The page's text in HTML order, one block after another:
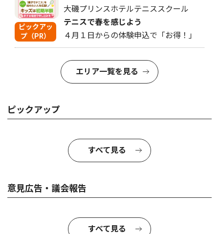
ピックアッ
プ（PR）
大磯プリンスホテルテニススクール
テニスで春を感じよう
４月１日からの体験申込で「お得！」
エリア一覧を見る
ピックアップ
すべて見る
意見広告・議会報告
すべて見る